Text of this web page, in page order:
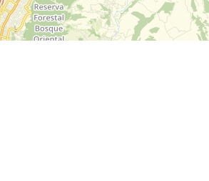
Leaflet | Map data ©